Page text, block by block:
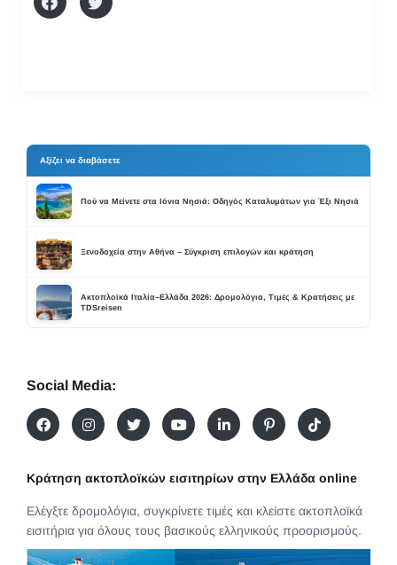
Αξίζει να διαβάσετε
Πού να Μείνετε στα Ιόνια Νησιά: Οδηγός Καταλυμάτων για Έξι Νησιά
Ξενοδοχεία στην Αθήνα – Σύγκριση επιλογών και κράτηση
Ακτοπλοϊκά Ιταλία–Ελλάδα 2026: Δρομολόγια, Τιμές & Κρατήσεις με
TDSreisen
Social Media:
Κράτηση ακτοπλοϊκών εισιτηρίων στην Ελλάδα online
Ελέγξτε δρομολόγια, συγκρίνετε τιμές και κλείστε ακτοπλοϊκά
εισιτήρια για όλους τους βασικούς ελληνικούς προορισμούς.